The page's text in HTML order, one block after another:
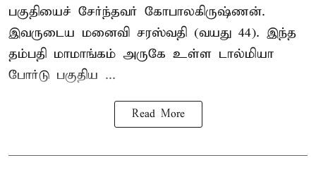
பகுதியைச் சேர்ந்தவர் கோபாலகிருஷ்ணன்.
இவருடைய மனைவி சரஸ்வதி (வயது 44). இந்த
தம்பதி மாமாங்கம் அருகே உள்ள டால்மியா
போர்டு பகுதிய ...
Read More